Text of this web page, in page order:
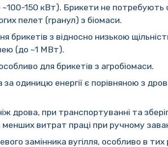
150 кВт). Брикети не потребують
пелет (гранул) з біомаси.
брикетів з відносно низькою
(до ~1 МВт).
для брикетів з агробіомаси.
за одиницю енергії є порівняною з
дрова, при транспортуванні та
витрат праці при ручному
замінника вугілля, особливо в тих